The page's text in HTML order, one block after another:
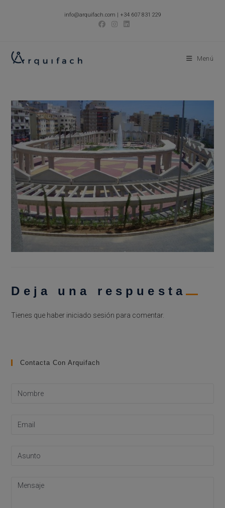
info@arquifach.com | +34 607 831 229
Menú
Deja una respuesta
Tienes que haber iniciado sesión para comentar.
Contacta Con Arquifach